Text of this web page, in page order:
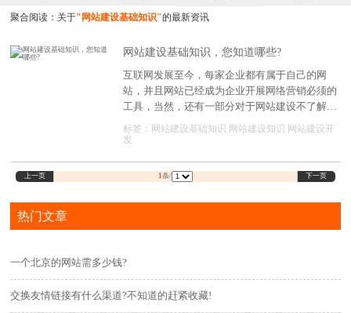
聚合阅读：关于"网站建设基础知识"的最新资讯
网站建设基础知识，您知道哪些?
互联网发展至今，每家企业都有属于自己的网
站，并且网站已经成为企业开展网络营销必须的
工具，当然，还有一部分对于网站建设不了解的
企业，处在观望或者了解的状态。为了让更多企
业知道网站建设，也懂网站建设，这篇文章就是
找网站建设公司的时候被忽悠。
标签： 网站建设基础知识 网站建设知识 网站建设开
发
上一页 1条/ 下一页
热门文章
一个北京的网站需多少钱?
交换友情链接有什么渠道?不知道的赶紧收藏!